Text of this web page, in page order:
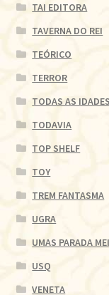
TAI EDITORA
TAVERNA DO REI
TEÓRICO
TERROR
TODAS AS IDADES
TODAVIA
TOP SHELF
TOY
TREM FANTASMA
UGRA
UMAS PARADA
USQ
VENETA